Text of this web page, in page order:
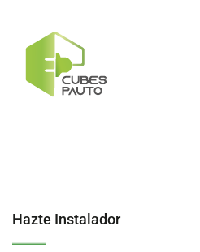
Hazte Instalador